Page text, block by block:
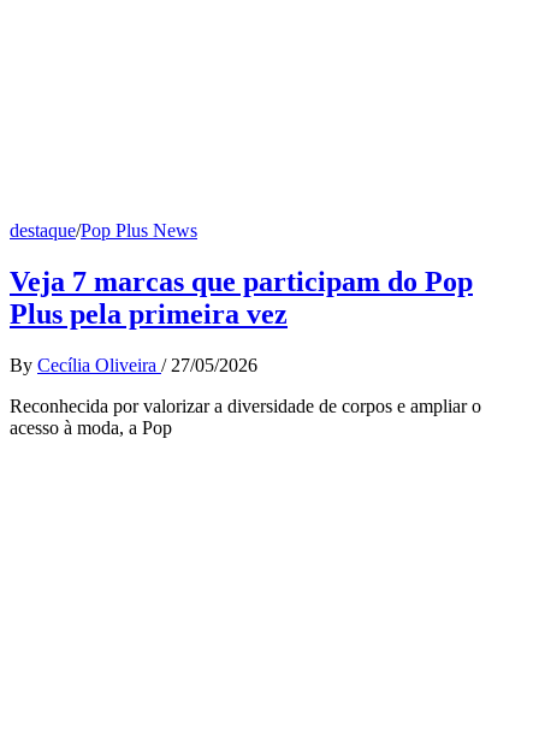
destaque/Pop Plus News
Veja 7 marcas que participam do Pop
Plus pela primeira vez
By Cecília Oliveira / 27/05/2026
Reconhecida por valorizar a diversidade de corpos e ampliar o
acesso à moda, a Pop